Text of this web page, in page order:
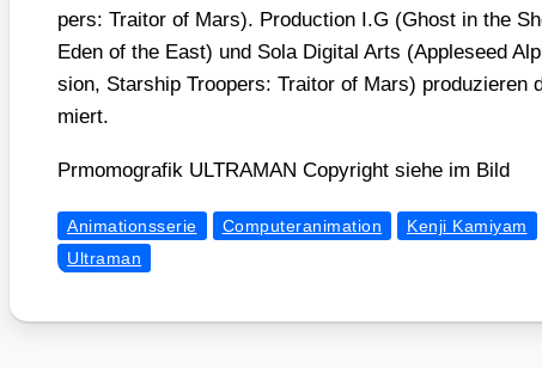
pers: Trai­tor of Mars). Pro­duc­tion I.G (Ghost in the
Eden of the East) und Sola Digi­tal Arts (App­le­seed
si­on, Star­ship Tro­o­pers: Trai­tor of Mars) pro­du­zie­ren
miert.
Prmo­mo­gra­fik ULTRAMAN Copy­right sie­he im Bild
Animationsserie Computeranimation Kenji Kamiyam
Ultraman